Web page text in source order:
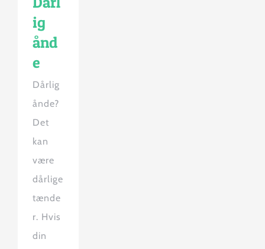
ig
ånd
e
Dårlig
ånde?
Det
kan
være
dårlige
tænde
r. Hvis
din